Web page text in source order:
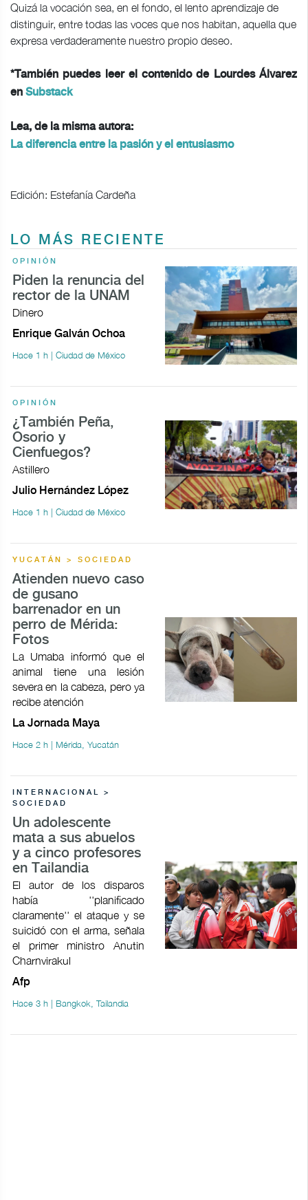
Quizá la vocación sea, en el fondo, el lento aprendizaje de
distinguir, entre todas las voces que nos habitan, aquella que
expresa verdaderamente nuestro propio deseo.
*También puedes leer el contenido de Lourdes Álvarez
en Substack
Lea, de la misma autora:
La diferencia entre la pasión y el entusiasmo
Edición: Estefanía Cardeña
LO MÁS RECIENTE
OPINIÓN
Piden la renuncia del
rector de la UNAM
Dinero
Enrique Galván Ochoa
Hace 1 h | Ciudad de México
OPINIÓN
¿También Peña,
Osorio y
Cienfuegos?
Astillero
Julio Hernández López
Hace 1 h | Ciudad de México
YUCATÁN > SOCIEDAD
Atienden nuevo caso
de gusano
barrenador en un
perro de Mérida:
Fotos
La Umaba informó que el
animal tiene una lesión
severa en la cabeza, pero ya
recibe atención
La Jornada Maya
Hace 2 h | Mérida, Yucatán
INTERNACIONAL >
SOCIEDAD
Un adolescente
mata a sus abuelos
y a cinco profesores
en Tailandia
El autor de los disparos
había ''planificado
claramente'' el ataque y se
suicidó con el arma, señala
el primer ministro Anutin
Charnvirakul
Afp
Hace 3 h | Bangkok, Tailandia